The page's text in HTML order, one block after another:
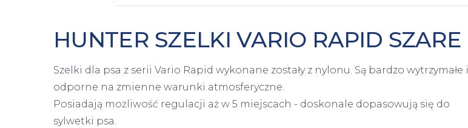
HUNTER SZELKI VARIO RAPID SZARE
Szelki dla psa z serii Vario Rapid wykonane zostały z nylonu. Są bardzo wytrzymałe i
odporne na zmienne warunki atmosferyczne.
Posiadają możliwość regulacji aż w 5 miejscach - doskonale dopasowują się do
sylwetki psa.